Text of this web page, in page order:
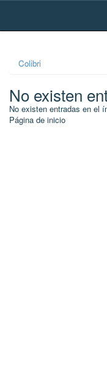
Skip
Colibri
No existen
No existen entradas en el
Página de inicio